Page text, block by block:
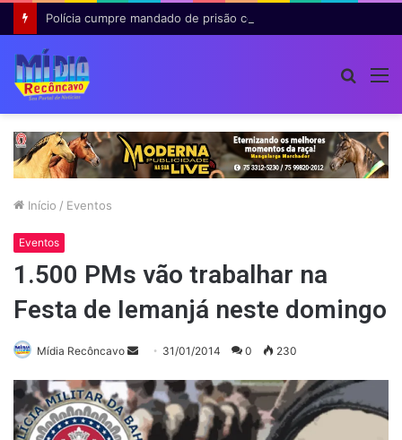
Início / Eventos
Eventos
1.500 PMs vão trabalhar na
Festa de Iemanjá neste domingo
Mídia Recôncavo
Mande
e-
mail
31/01/2014 0 230